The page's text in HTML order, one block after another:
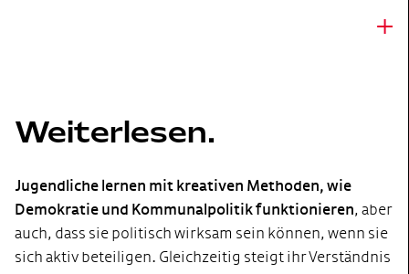
+
Weiterlesen.
Jugendliche lernen mit kreativen Methoden, wie
Demokratie und Kommunalpolitik funktionieren, aber
auch, dass sie politisch wirksam sein können, wenn sie
sich aktiv beteiligen. Gleichzeitig steigt ihr Verständnis